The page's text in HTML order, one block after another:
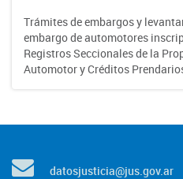
Trámites de embargos y
embargo de automotores
Registros Seccionales de la
Automotor y Créditos
datosjusticia@jus.gov.ar